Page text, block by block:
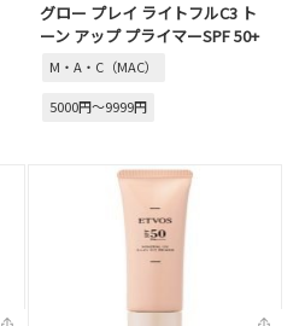
グロー プレイ ライトフルC3 ト
ーン アップ プライマーSPF 50+
M・A・C（MAC）
5000円～9999円